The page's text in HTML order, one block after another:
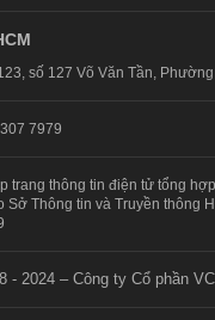
số 127 Võ Văn Tần,
7979
trang thông tin điện tử tổng
Sở Thông tin và Truyền thông
- 2024 – Công ty Cổ phần